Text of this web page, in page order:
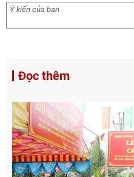
Đọc thêm